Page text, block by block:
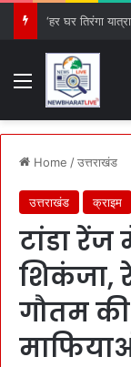
Menu
Home /उत्तराखंड
उत्तराखंड क्राइम
टांडा
शिकंजा,
गौतम की